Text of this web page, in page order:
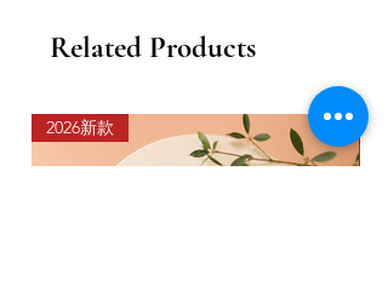
Related Products
2026新款